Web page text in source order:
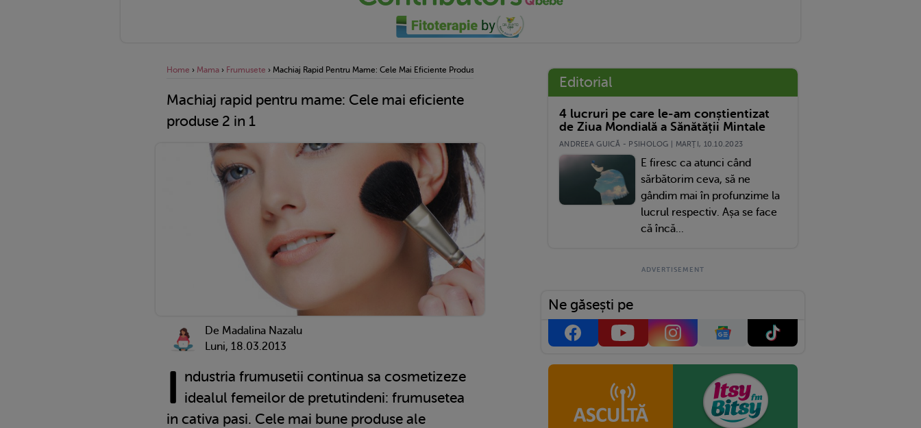
Home › Mama › Frumusete › Machiaj Rapid Pentru Mame: Cele Mai Eficiente Produse 2 In 1
Machiaj rapid pentru mame: Cele mai eficiente
produse 2 in 1
De Madalina Nazalu
Luni, 18.03.2013
I ndustria frumusetii continua sa cosmetizeze
idealul femeilor de pretutindeni: frumusetea
in cativa pasi. Cele mai bune produse ale
Editorial
4 lucruri pe care le-am conștientizat
de Ziua Mondială a Sănătății Mintale
ANDREEA GUICĂ - PSIHOLOG | MARŢI, 10.10.2023
E firesc ca atunci când
sărbătorim ceva, să ne
gândim mai în profunzime la
lucrul respectiv. Așa se face
că încă...
Ne găsești pe